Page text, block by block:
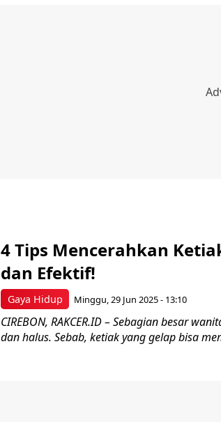
Gaya Hidup
4 Tips Mencerahkan
dan Efektif!
Minggu, 29 Jun 2025 - 13:10
CIREBON, RAKCER.ID – Sebagian besar
dan halus. Sebab, ketiak yang gelap bisa